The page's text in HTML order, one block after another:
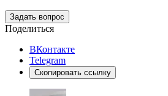
Задать вопрос
Поделиться
ВКонтакте
Telegram
Скопировать ссылку